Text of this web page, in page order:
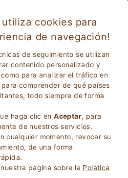
cookies para
de navegación!
de seguimiento se utilizan
contenido personalizado y
para analizar el tráfico en
comprender de qué países
todo siempre de forma
haga clic enAceptar, para
de nuestros servicios,
cualquier momento, revocar su
de una forma
página sobre la Polà­tica
aire acondicionado en
BÚSQUEDA